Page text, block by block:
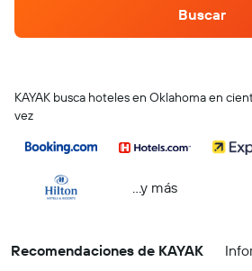
Buscar
KAYAK busca hoteles en Oklahoma en
vez
...y más
Recomendaciones de KAYAK